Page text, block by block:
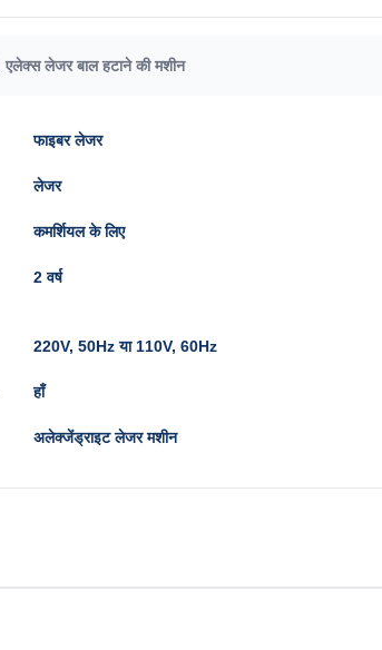
एलेक्स लेजर बाल हटाने की मशीन
फाइबर लेजर
लेजर
कमर्शियल के लिए
2 वर्ष
220V, 50Hz या 110V, 60Hz
हाँ
अलेक्जेंड्राइट लेजर मशीन